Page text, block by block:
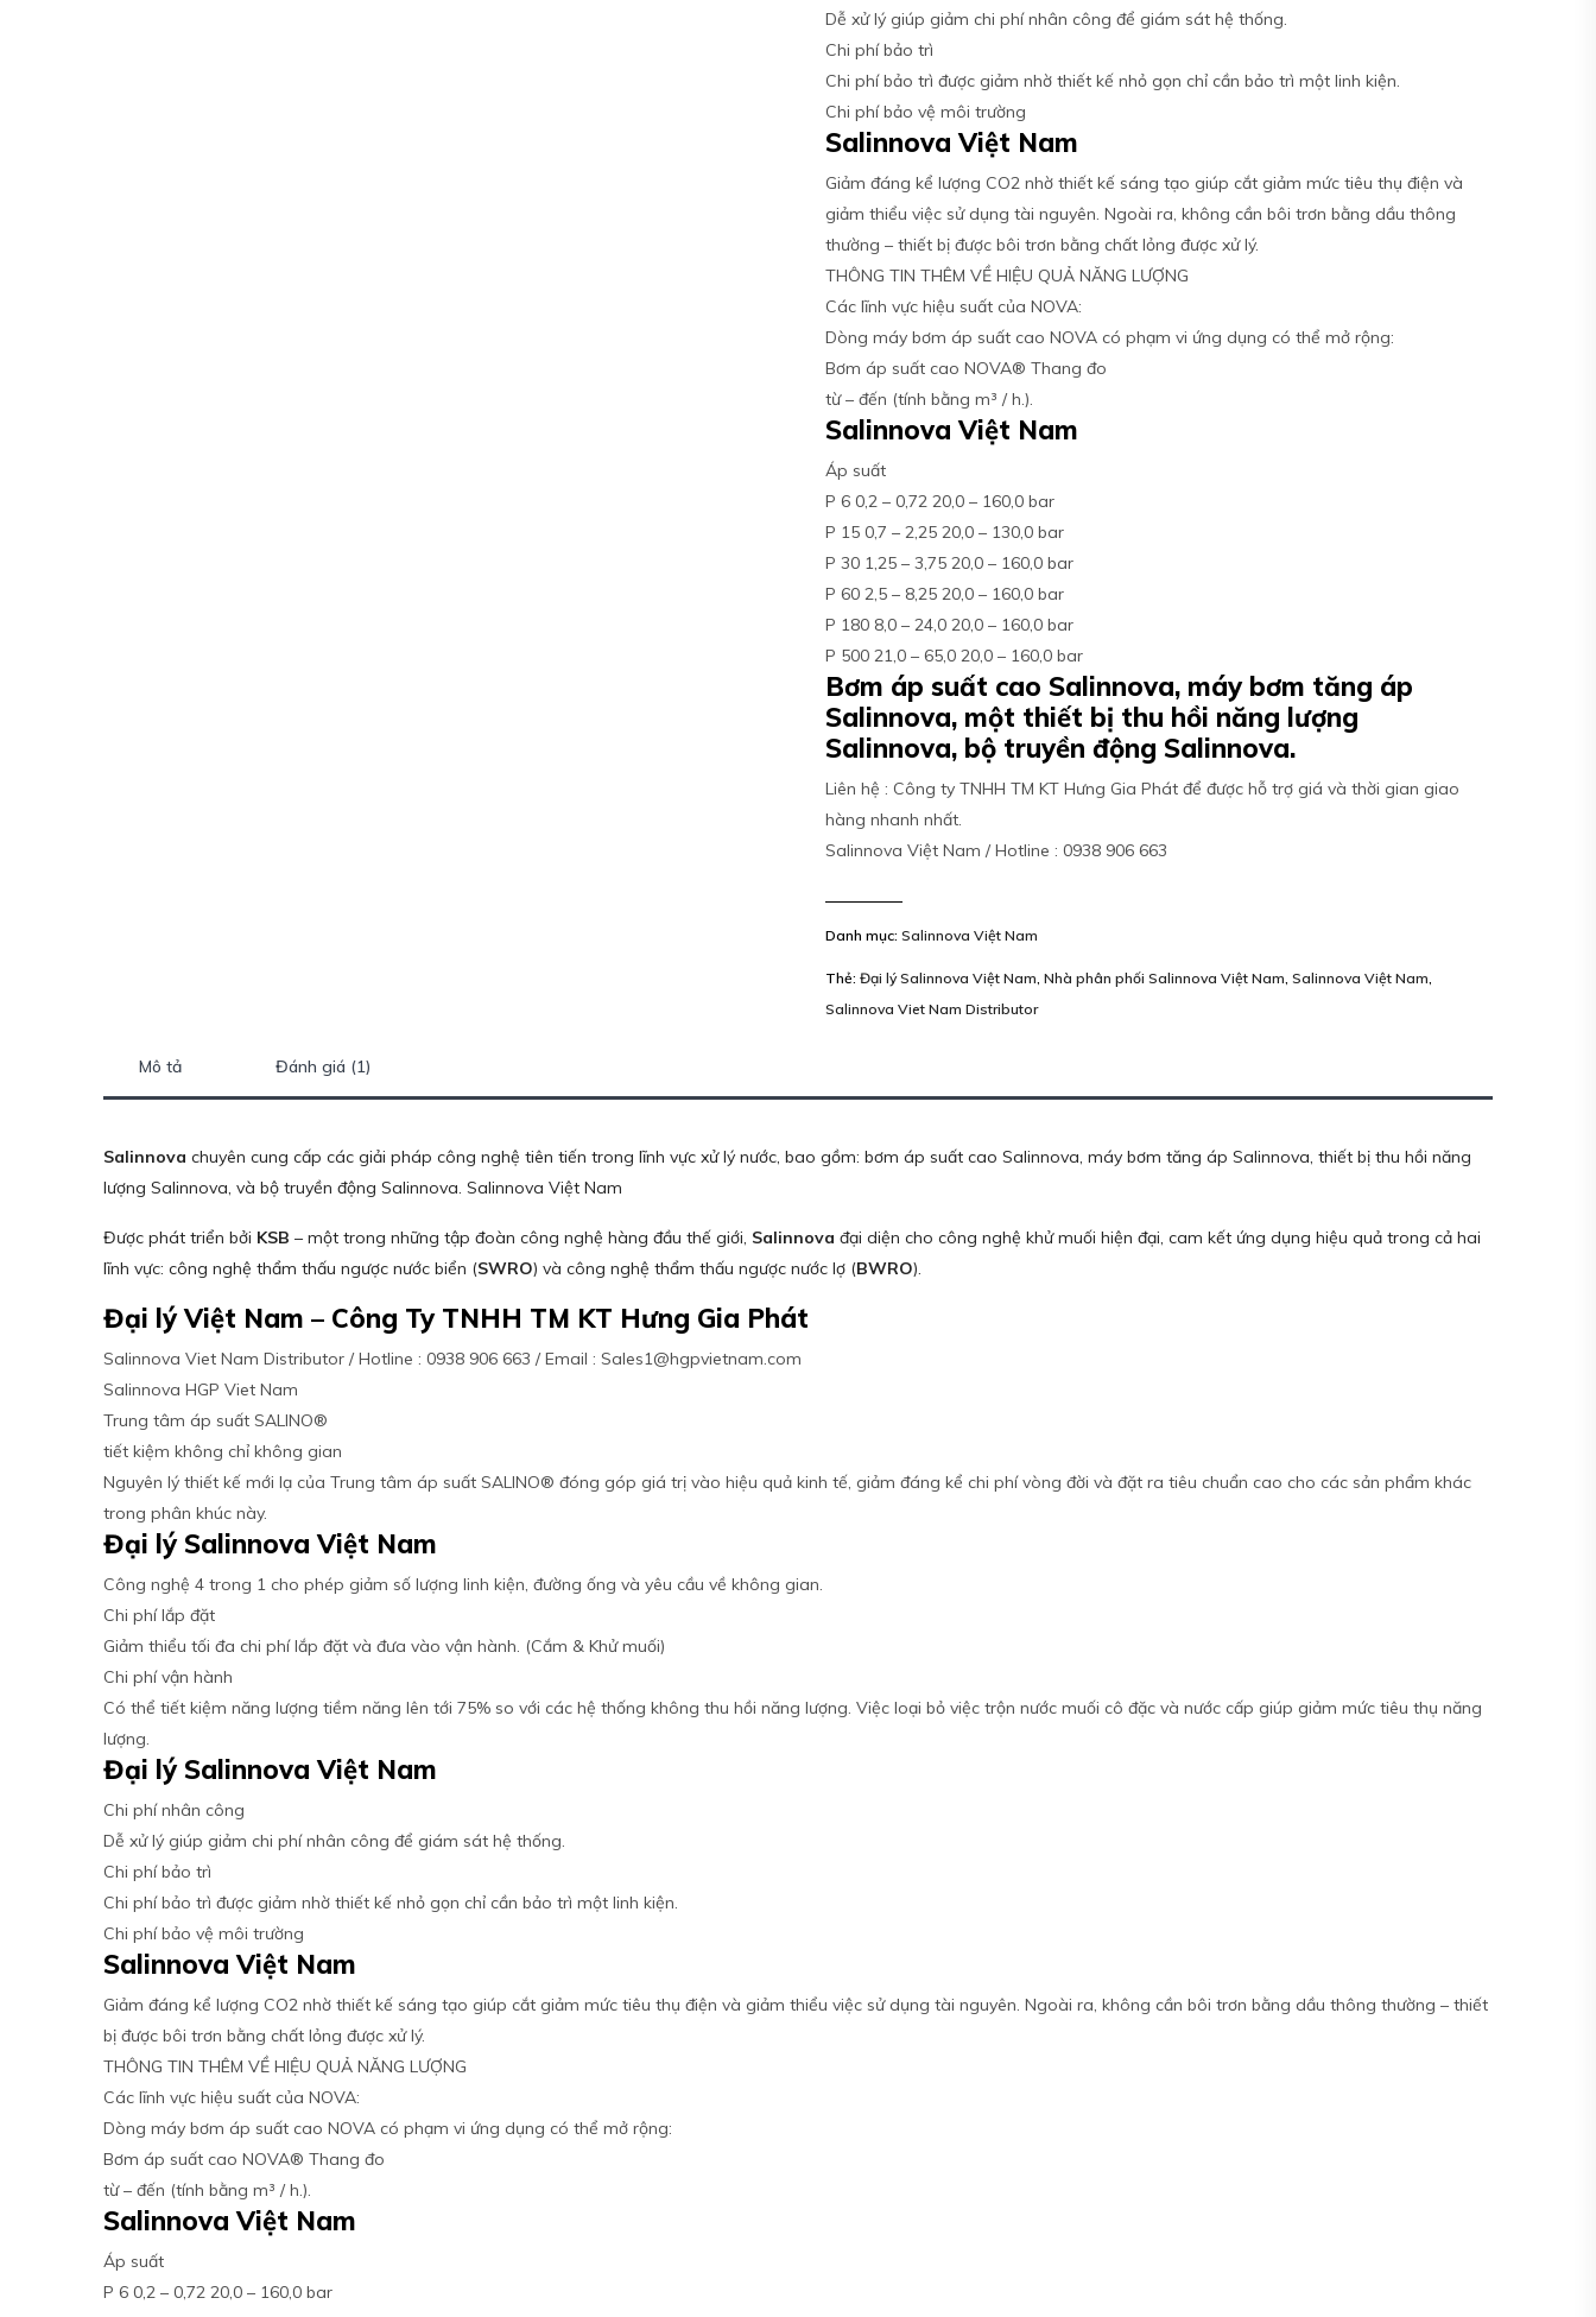
Dễ xử lý giúp giảm chi phí nhân công để giám sát hệ thống.
Chi phí bảo trì
Chi phí bảo trì được giảm nhờ thiết kế nhỏ gọn chỉ cần bảo trì một linh kiện.
Chi phí bảo vệ môi trường
Salinnova Việt Nam
Giảm đáng kể lượng CO2 nhờ thiết kế sáng tạo giúp cắt giảm mức tiêu thụ điện và
giảm thiểu việc sử dụng tài nguyên. Ngoài ra, không cần bôi trơn bằng dầu thông
thường – thiết bị được bôi trơn bằng chất lỏng được xử lý.
THÔNG TIN THÊM VỀ HIỆU QUẢ NĂNG LƯỢNG
Các lĩnh vực hiệu suất của NOVA:
Dòng máy bơm áp suất cao NOVA có phạm vi ứng dụng có thể mở rộng:
Bơm áp suất cao NOVA® Thang đo
từ – đến (tính bằng m³ / h.).
Salinnova Việt Nam
Áp suất
P 6 0,2 – 0,72 20,0 – 160,0 bar
P 15 0,7 – 2,25 20,0 – 130,0 bar
P 30 1,25 – 3,75 20,0 – 160,0 bar
P 60 2,5 – 8,25 20,0 – 160,0 bar
P 180 8,0 – 24,0 20,0 – 160,0 bar
P 500 21,0 – 65,0 20,0 – 160,0 bar
Bơm áp suất cao Salinnova, máy bơm tăng áp
Salinnova, một thiết bị thu hồi năng lượng
Salinnova, bộ truyền động Salinnova.
Liên hệ : Công ty TNHH TM KT Hưng Gia Phát để được hỗ trợ giá và thời gian giao
hàng nhanh nhất.
Salinnova Việt Nam / Hotline : 0938 906 663
Danh mục:Salinnova Việt Nam
Thẻ:Đại lý Salinnova Việt Nam,Nhà phân phối Salinnova Việt Nam,Salinnova Việt Nam,
Salinnova Viet Nam Distributor
Mô tả Đánh giá (1)
Salinnova chuyên cung cấp các giải pháp công nghệ tiên tiến trong lĩnh vực xử lý nước, bao gồm: bơm áp suất cao Salinnova, máy bơm tăng áp Salinnova, thiết bị thu hồi năng
lượng Salinnova, và bộ truyền động Salinnova. Salinnova Việt Nam
Được phát triển bởi KSB – một trong những tập đoàn công nghệ hàng đầu thế giới, Salinnova đại diện cho công nghệ khử muối hiện đại, cam kết ứng dụng hiệu quả trong cả hai
lĩnh vực: công nghệ thẩm thấu ngược nước biển (SWRO) và công nghệ thẩm thấu ngược nước lợ (BWRO).
Đại lý Việt Nam – Công Ty TNHH TM KT Hưng Gia Phát
Salinnova Viet Nam Distributor / Hotline : 0938 906 663 / Email : Sales1@hgpvietnam.com
Salinnova HGP Viet Nam
Trung tâm áp suất SALINO®
tiết kiệm không chỉ không gian
Nguyên lý thiết kế mới lạ của Trung tâm áp suất SALINO® đóng góp giá trị vào hiệu quả kinh tế, giảm đáng kể chi phí vòng đời và đặt ra tiêu chuẩn cao cho các sản phẩm khác
trong phân khúc này.
Đại lý Salinnova Việt Nam
Công nghệ 4 trong 1 cho phép giảm số lượng linh kiện, đường ống và yêu cầu về không gian.
Chi phí lắp đặt
Giảm thiểu tối đa chi phí lắp đặt và đưa vào vận hành. (Cắm & Khử muối)
Chi phí vận hành
Có thể tiết kiệm năng lượng tiềm năng lên tới 75% so với các hệ thống không thu hồi năng lượng. Việc loại bỏ việc trộn nước muối cô đặc và nước cấp giúp giảm mức tiêu thụ năng
lượng.
Đại lý Salinnova Việt Nam
Chi phí nhân công
Dễ xử lý giúp giảm chi phí nhân công để giám sát hệ thống.
Chi phí bảo trì
Chi phí bảo trì được giảm nhờ thiết kế nhỏ gọn chỉ cần bảo trì một linh kiện.
Chi phí bảo vệ môi trường
Salinnova Việt Nam
Giảm đáng kể lượng CO2 nhờ thiết kế sáng tạo giúp cắt giảm mức tiêu thụ điện và giảm thiểu việc sử dụng tài nguyên. Ngoài ra, không cần bôi trơn bằng dầu thông thường – thiết
bị được bôi trơn bằng chất lỏng được xử lý.
THÔNG TIN THÊM VỀ HIỆU QUẢ NĂNG LƯỢNG
Các lĩnh vực hiệu suất của NOVA:
Dòng máy bơm áp suất cao NOVA có phạm vi ứng dụng có thể mở rộng:
Bơm áp suất cao NOVA® Thang đo
từ – đến (tính bằng m³ / h.).
Salinnova Việt Nam
Áp suất
P 6 0,2 – 0,72 20,0 – 160,0 bar